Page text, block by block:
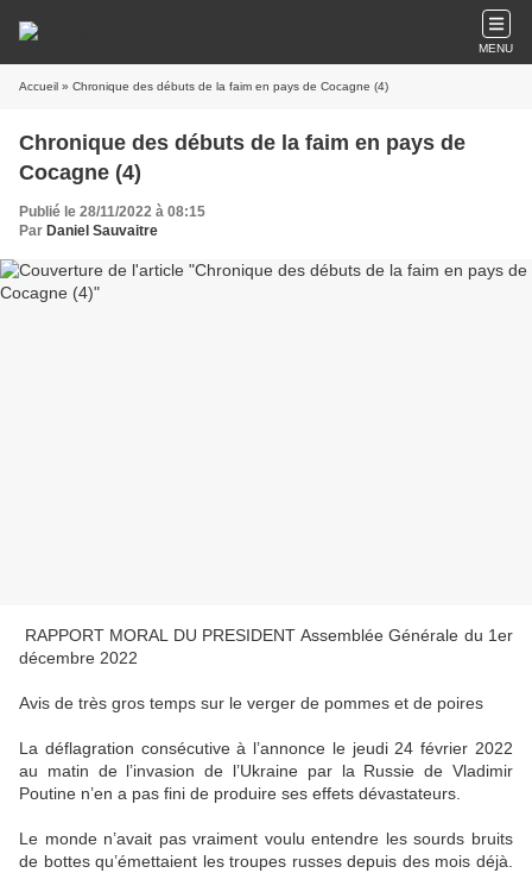
MENU
Accueil » Chronique des débuts de la faim en pays de Cocagne (4)
Chronique des débuts de la faim en pays de
Cocagne (4)
Publié le 28/11/2022 à 08:15
Par Daniel Sauvaitre
RAPPORT MORAL DU PRESIDENT Assemblée Générale du 1er
décembre 2022
Avis de très gros temps sur le verger de pommes et de poires
La déflagration consécutive à l’annonce le jeudi 24 février 2022
au matin de l’invasion de l’Ukraine par la Russie de Vladimir
Poutine n’en a pas fini de produire ses effets dévastateurs.
Le monde n’avait pas vraiment voulu entendre les sourds bruits
de bottes qu’émettaient les troupes russes depuis des mois déjà.